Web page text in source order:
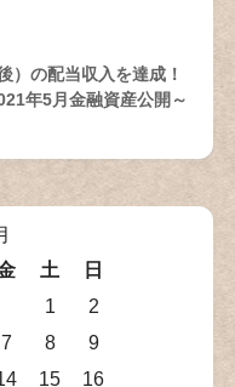
）の配当収入を達成！
年5月金融資産公開～
土
日
1
2
7 8
9
15
16